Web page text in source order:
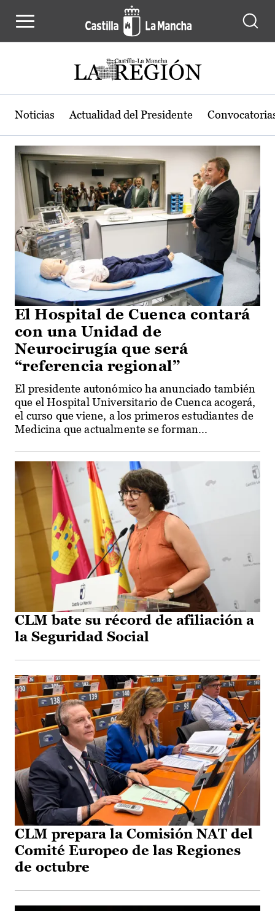
Actualidad de la región de Castilla-
Noticias Actualidad del Presidente
El Hospital de Cuenca contará
con una Unidad de
Neurocirugía que será
“referencia regional”
El presidente autonómico ha anunciado también
que el Hospital Universitario de Cuenca acogerá,
el curso que viene, a los primeros estudiantes de
Medicina que actualmente se forman...
CLM bate su récord de afiliación a
la Seguridad Social
CLM prepara la Comisión NAT del
Comité Europeo de las Regiones
de octubre